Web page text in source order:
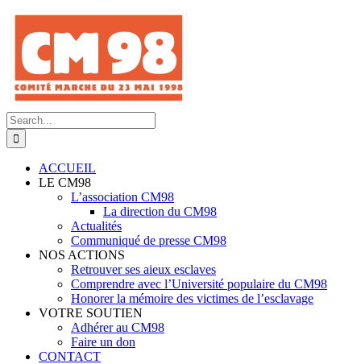
Skip
content
Search
for:
ACCUEIL
LE CM98
L’association CM98
La direction du CM98
Actualités
Communiqué de presse CM98
NOS ACTIONS
Retrouver ses aieux esclaves
Comprendre avec l’Université populaire du CM98
Honorer la mémoire des victimes de l’esclavage
VOTRE SOUTIEN
Adhérer au CM98
Faire un don
CONTACT